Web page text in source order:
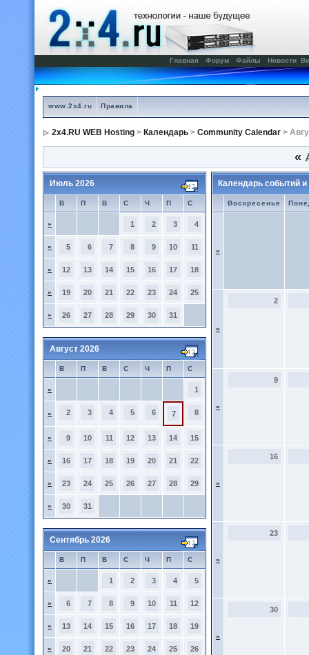
Главная Форум Файлы Новости
www.2x4.ru Правила
2x4.RU WEB Hosting > Календарь > Community Calendar >
«
Июль 2026
В П В С Ч П С
» 1 2 3 4
» 5 6 7 8 9 10 11
» 12 13 14 15 16 17 18
» 19 20 21 22 23 24 25
» 26 27 28 29 30 31
Август 2026
В П В С Ч П С
» 1
» 2 3 4 5 6 7 8
» 9 10 11 12 13 14 15
» 16 17 18 19 20 21 22
» 23 24 25 26 27 28 29
» 30 31
Сентябрь 2026
В П В С Ч П С
» 1 2 3 4 5
» 6 7 8 9 10 11 12
» 13 14 15 16 17 18 19
» 20 21 22 23 24 25 26
Календарь событий
Воскресенье
»
»
2
»
9
»
16
»
23
»
30